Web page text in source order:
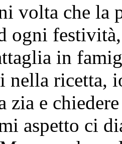
volta che la
ogni
in
nella ricetta,
zia e
aspetto ci